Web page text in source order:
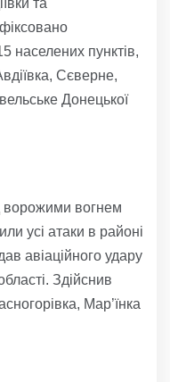
та
населених пунктів,
Сєверне,
Донецької
ворожими вогнем
усі атаки в районі
авіаційного удару
Здійснив
Мар’їнка